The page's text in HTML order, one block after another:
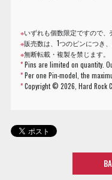
※いずれも個数限定ですので、
※販売数は、1つのピンにつき
※無断転載・複製を禁じます。
*Pins are limited on quantity.
*Per one Pin-model, the
*Copyright ©2026, Hard Rock